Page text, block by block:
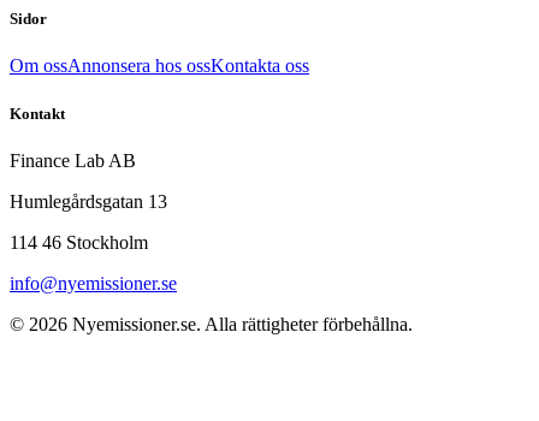
Sidor
Om ossAnnonsera hos ossKontakta oss
Kontakt
Finance Lab AB
Humlegårdsgatan 13
114 46 Stockholm
info@nyemissioner.se
© 2026 Nyemissioner.se. Alla rättigheter förbehållna.